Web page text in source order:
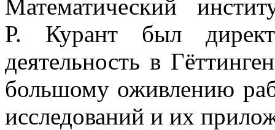
Математический
Р. Курант был
деятельность в
большому оживлению
исследований и их